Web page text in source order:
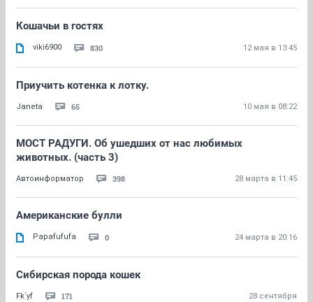
Кошачьи в гостях
viki6900 830 12 мая в 13:45
Приучить котенка к лотку.
Janeta 65 10 мая в 08:22
МОСТ РАДУГИ. Об ушедших от нас любимых
животных. (часть 3)
Автоинформатор 398 28 марта в 11:45
Американские булли
Papafufufa 0 24 марта в 20:16
Сибирская порода кошек
Fk`yf 171 28 сентября